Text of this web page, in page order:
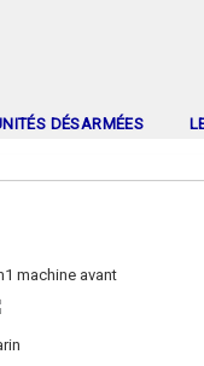
DÉSARMÉES
machine avant